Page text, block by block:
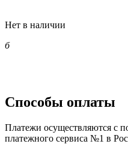
Нет в наличии
б
Способы оплаты
Платежи осуществляются с
платежного сервиса №1 в